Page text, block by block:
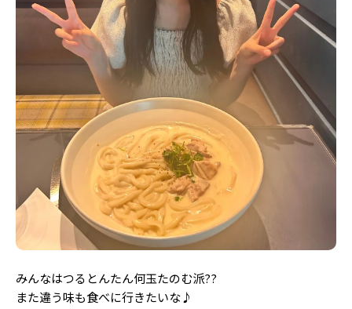
みんなはつるとんたん何玉たのむ派??
また違う味も食べに行きたいな♪